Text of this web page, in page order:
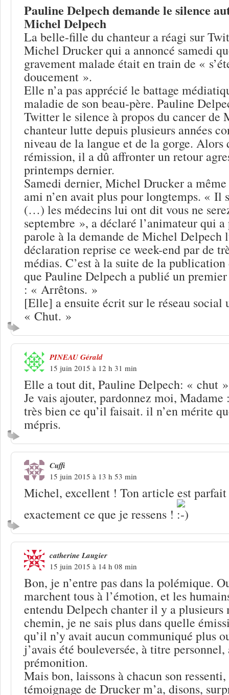
Pauline Delpech demande le silence
Michel Delpech
La belle-fille du chanteur a réagi sur
Michel Drucker qui a annoncé samedi
gravement malade était en train de «
doucement ».
Elle n’a pas apprécié le battage
maladie de son beau-père. Pauline
Twitter le silence à propos du cancer de
chanteur lutte depuis plusieurs années
niveau de la langue et de la gorge. Alors
rémission, il a dû affronter un retour
printemps dernier.
Samedi dernier, Michel Drucker a même
ami n’en avait plus pour longtemps. « Il
(…) les médecins lui ont dit vous ne
septembre », a déclaré l’animateur qui
parole à la demande de Michel Delpech
déclaration reprise ce week-end par de
médias. C’est à la suite de la
que Pauline Delpech a publié un
: « Arrêtons. »
[Elle] a ensuite écrit sur le réseau social
« Chut. »
PINEAU Gérald
15 juin 2015 à 12 h 31 min
Elle a tout dit, Pauline Delpech: « chut
Je vais ajouter, pardonnez moi,
très bien ce qu’il faisait. il n’en mérite
mépris.
Cuffi
15 juin 2015 à 13 h 53 min
Michel, excellent ! Ton article est
exactement ce que je ressens !
catherine Laugier
15 juin 2015 à 14 h 08 min
Bon, je n’entre pas dans la polémique.
marchent tous à l’émotion, et les
entendu Delpech chanter il y a
chemin, je ne sais plus dans quelle
qu’il n’y avait aucun communiqué plus
j’avais été bouleversée, à titre personnel,
prémonition.
Mais bon, laissons à chacun son
témoignage de Drucker m’a, disons,